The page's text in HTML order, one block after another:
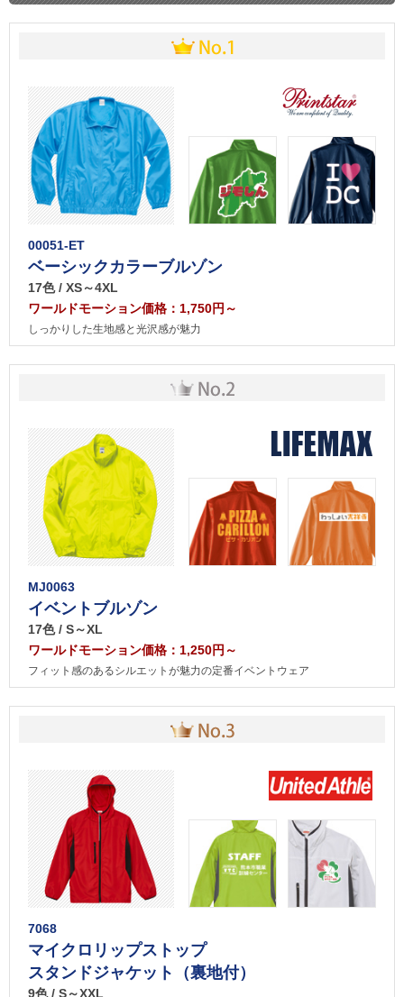
00051-ET
ベーシックカラーブルゾン
17色 / XS～4XL
ワールドモーション価格：1,750円～
しっかりした生地感と光沢感が魅力
MJ0063
イベントブルゾン
17色 / S～XL
ワールドモーション価格：1,250円～
フィット感のあるシルエットが魅力の定番イベントウェア
7068
マイクロリップストップ
スタンドジャケット（裏地付）
9色 / S～XXL